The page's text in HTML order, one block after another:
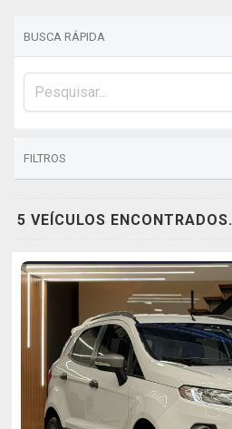
BUSCA RÁPIDA
FILTROS
5 VEÍCULOS ENCONTRADOS.